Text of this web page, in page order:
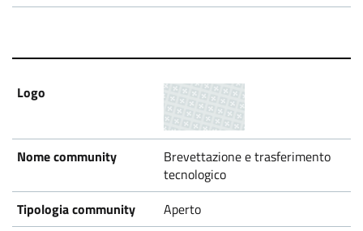
Brevettazione e trasferimento
tecnologico
Aperto